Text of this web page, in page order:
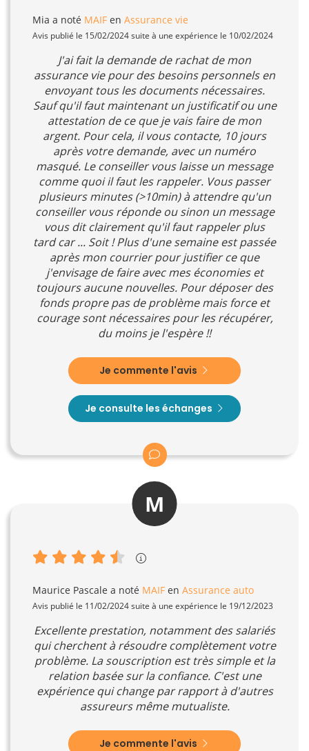
Mia a noté MAIF en Assurance vie
Avis publié le 15/02/2024 suite à une expérience le 10/02/2024
J'ai fait la demande de rachat de mon
assurance vie pour des besoins personnels en
envoyant tous les documents nécessaires.
Sauf qu'il faut maintenant un justificatif ou une
attestation de ce que je vais faire de mon
argent. Pour cela, il vous contacte, 10 jours
après votre demande, avec un numéro
masqué. Le conseiller vous laisse un message
comme quoi il faut les rappeler. Vous passer
plusieurs minutes (>10min) à attendre qu'un
conseiller vous réponde ou sinon un message
vous dit clairement qu'il faut rappeler plus
tard car ... Soit ! Plus d'une semaine est passée
après mon courrier pour justifier ce que
j'envisage de faire avec mes économies et
toujours aucune nouvelles. Pour déposer des
fonds propre pas de problème mais force et
courage sont nécessaires pour les récupérer,
du moins je l'espère !!
Je commente l'avis
Je consulte les échanges
M
Maurice Pascale a noté MAIF en Assurance auto
Avis publié le 11/02/2024 suite à une expérience le 19/12/2023
Excellente prestation, notamment des salariés
qui cherchent à résoudre complètement votre
problème. La souscription est très simple et la
relation basée sur la confiance. C'est une
expérience qui change par rapport à d'autres
assureurs même mutualiste.
Je commente l'avis